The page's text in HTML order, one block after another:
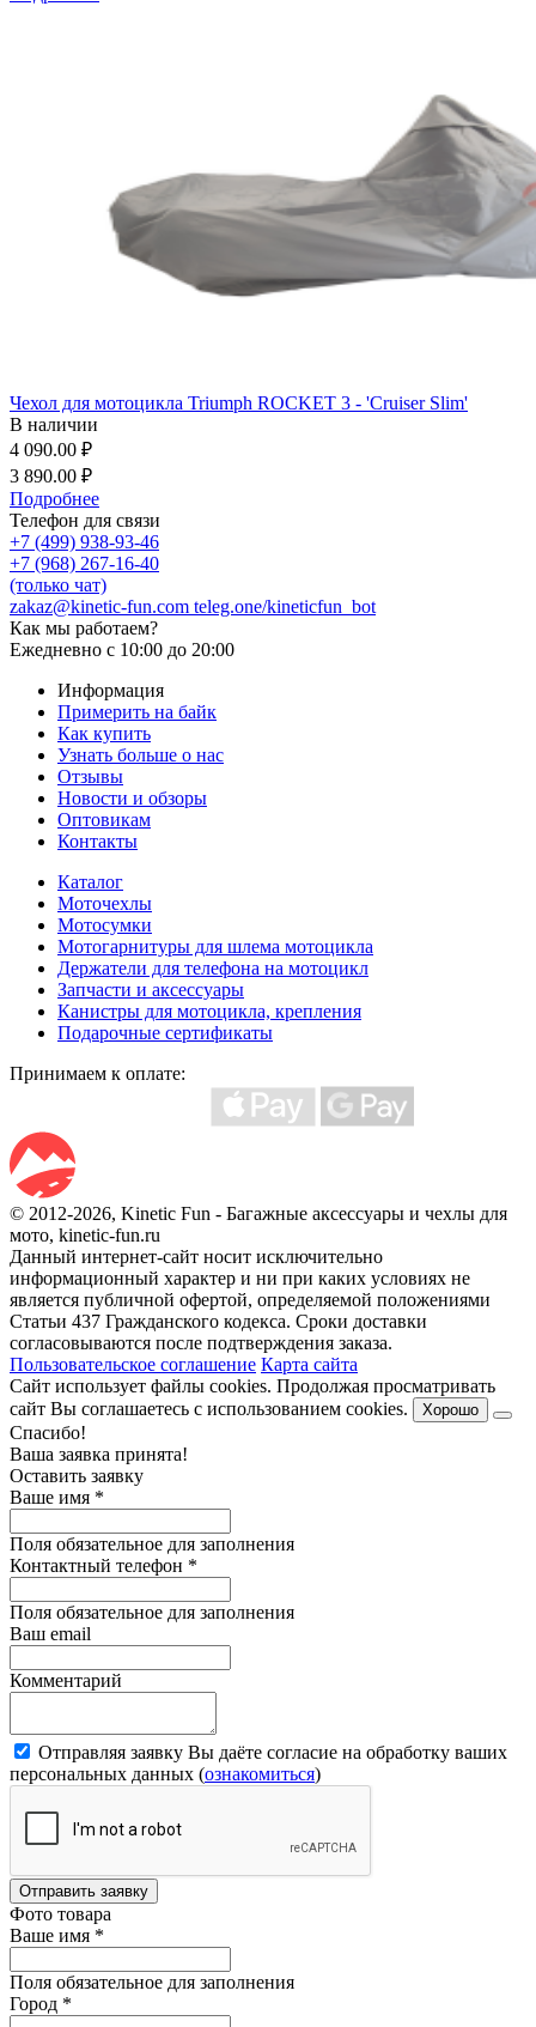
Чехол для мотоцикла Triumph ROCKET 3 - 'Cruiser Slim'
В наличии
4 090.00 ₽
3 890.00 ₽
Подробнее
Телефон для связи
+7 (499) 938-93-46
+7 (968) 267-16-40
(только чат)
zakaz@kinetic-fun.com teleg.one/kineticfun_bot
Как мы работаем?
Ежедневно с 10:00 до 20:00
Информация
Примерить на байк
Как купить
Узнать больше о нас
Отзывы
Новости и обзоры
Оптовикам
Контакты
Каталог
Моточехлы
Мотосумки
Мотогарнитуры для шлема мотоцикла
Держатели для телефона на мотоцикл
Запчасти и аксессуары
Канистры для мотоцикла, крепления
Подарочные сертификаты
Принимаем к оплате:
© 2012-2026, Kinetic Fun - Багажные аксессуары и чехлы для
мото, kinetic-fun.ru
Данный интернет-сайт носит исключительно
информационный характер и ни при каких условиях не
является публичной офертой, определяемой положениями
Статьи 437 Гражданского кодекса. Сроки доставки
согласовываются после подтверждения заказа.
Пользовательское соглашение Карта сайта
Сайт использует файлы cookies. Продолжая просматривать
сайт Вы соглашаетесь с использованием cookies.
Хорошо
Спасибо!
Ваша заявка принята!
Оставить заявку
Ваше имя *
Поля обязательное для заполнения
Контактный телефон *
Поля обязательное для заполнения
Ваш email
Комментарий
Отправляя заявку Вы даёте согласие на обработку ваших
персональных данных (ознакомиться)
Отправить заявку
Фото товара
Ваше имя *
Поля обязательное для заполнения
Город *